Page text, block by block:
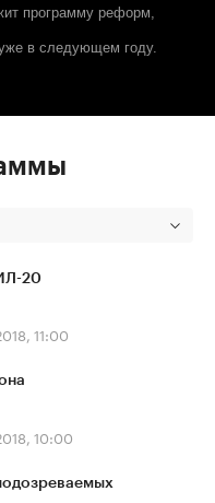
программу реформ,
в следующем году.
20
11:00
10:00